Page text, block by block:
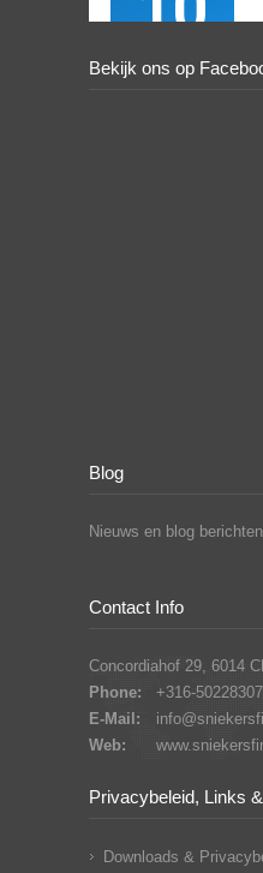
Bekijk ons op
Blog
Nieuws en blog berichten.
Contact Info
Concordiahof 29, 6014
Phone:
+316-50228307
E-Mail:
Web:
Privacybeleid, Links
Downloads &